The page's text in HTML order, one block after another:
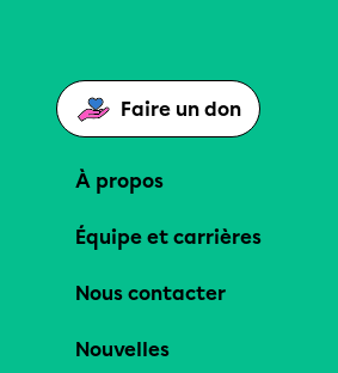
Faire un don
À propos
Équipe et carrières
Nous contacter
Nouvelles